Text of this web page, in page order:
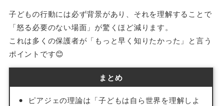
子どもの行動には必ず背景があり、それを理解することで
「怒る必要のない場面」が驚くほど減ります。
これは多くの保護者が「もっと早く知りたかった」と言う
ポイントです😊
まとめ
ピアジェの理論は「子どもは自ら世界を理解しよ